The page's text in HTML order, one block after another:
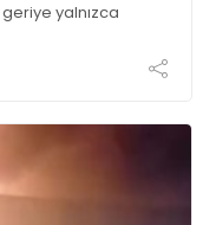
yalnızca